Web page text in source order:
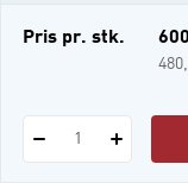
e-bog
Pris pr. stk.
1